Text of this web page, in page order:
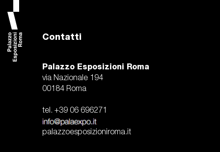
2026
Contatti
Palazzo Esposizioni Roma
via Nazionale 194
00184 Roma
tel. +39 06 696271
palazzoesposizioniroma.it